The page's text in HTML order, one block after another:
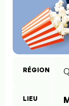
RÉGION
LIEU